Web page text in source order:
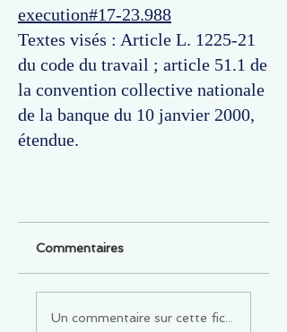
execution#17-23.988
Textes visés : Article L. 1225-21
du code du travail ; article 51.1 de
la convention collective nationale
de la banque du 10 janvier 2000,
étendue.
Commentaires
Un commentaire sur cette fiche ou cet